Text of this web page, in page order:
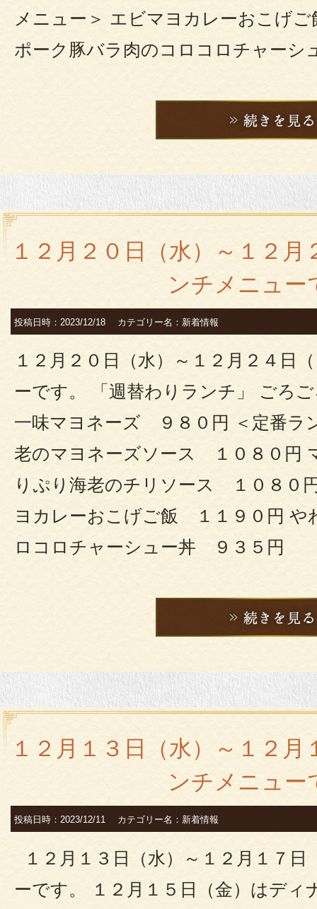
メニュー＞ エビマヨカレーおこげ
ポーク豚バラ肉のコロコロチャー
１２月２０日（水）～１２
ンチメニュー
投稿日時：2023/12/18 カテゴリー名：新着情報
１２月２０日（水）～１２月２４日
ーです。 「週替わりランチ」 ごろ
一味マヨネーズ ９８０円 ＜定番ラ
老のマヨネーズソース １０８０円
りぷり海老のチリソース １０８０
ヨカレーおこげご飯 １１９０円 や
ロコロチャーシュー丼 ９３５円
１２月１３日（水）～１２
ンチメニュー
投稿日時：2023/12/11 カテゴリー名：新着情報
１２月１３日（水）～１２月１７
ーです。 １２月１５日（金）はデ